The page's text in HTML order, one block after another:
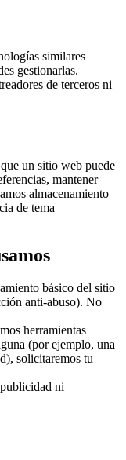
similares
gestionarlas.
de terceros ni
un sitio web puede
mantener
almacenamiento
de tema
básico del sitio
anti-abuso). No
herramientas
(por ejemplo, una
solicitaremos tu
ni